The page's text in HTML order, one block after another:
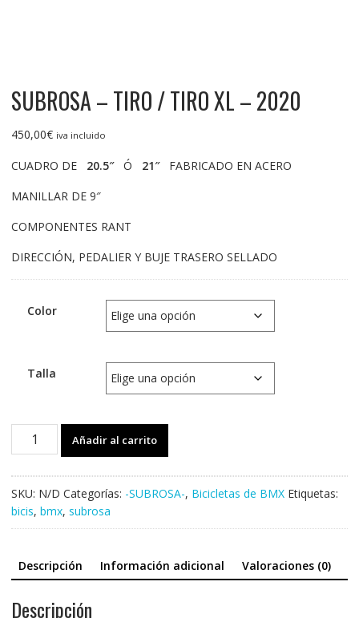
SUBROSA – TIRO / TIRO XL – 2020
450,00€ iva incluido
CUADRO DE 20.5″Ó 21″FABRICADO EN ACERO
MANILLAR DE 9″
COMPONENTES RANT
DIRECCIÓN, PEDALIER Y BUJE TRASERO SELLADO
Color
Talla
SUBROSA
TIRO
XL
cantidad
Añadir al carrito
SKU: N/D Categorías: -SUBROSA-, Bicicletas de BMX Etiquetas:
bicis, bmx, subrosa
Descripción Información adicional Valoraciones (0)
Descripción